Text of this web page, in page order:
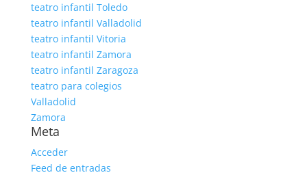
teatro infantil Toledo
teatro infantil Valladolid
teatro infantil Vitoria
teatro infantil Zamora
teatro infantil Zaragoza
teatro para colegios
Valladolid
Zamora
Meta
Acceder
Feed de entradas